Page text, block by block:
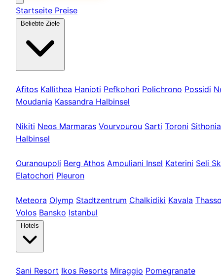
Startseite Preise
Beliebte Ziele
Afitos Kallithea Hanioti Pefkohori Polichrono Possidi
Moudania Kassandra Halbinsel
Nikiti Neos Marmaras Vourvourou Sarti Toroni Sithonia
Halbinsel
Ouranoupoli Berg Athos Amouliani Insel Katerini Seli
Elatochori Pleuron
Meteora Olymp Stadtzentrum Chalkidiki Kavala
Volos Bansko Istanbul
Hotels
Sani Resort Ikos Resorts Miraggio Pomegranate